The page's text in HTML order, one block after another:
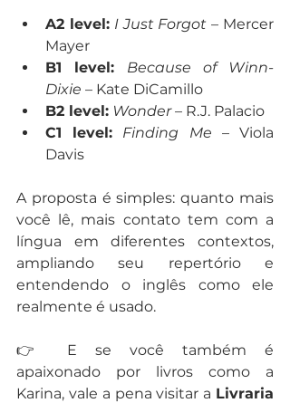
A2 level: I Just Forgot – Mercer
Mayer
B1 level:
Because of Winn-
Dixie – Kate DiCamillo
B2 level: Wonder – R.J. Palacio
C1 level:
Finding Me – Viola
Davis
A proposta é simples: quanto mais
você lê, mais contato tem com a
língua em diferentes contextos,
ampliando seu repertório e
entendendo o inglês como ele
realmente é usado.
👉 E se você também é
apaixonado por livros como a
Karina, vale a pena visitar a Livraria